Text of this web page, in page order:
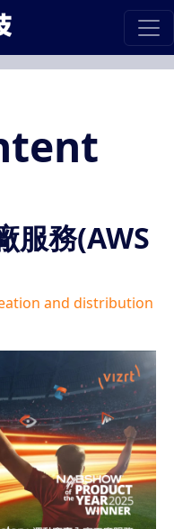
服務(AWS
and distribution